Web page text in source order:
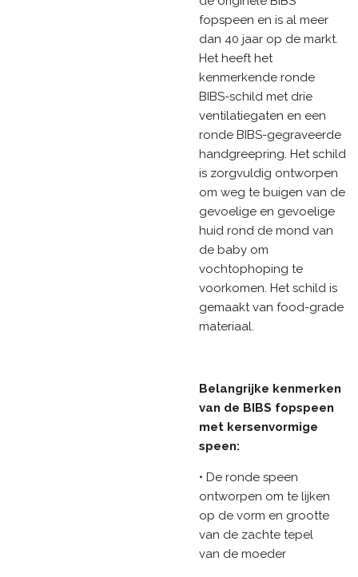
fopspeen en is al meer
dan 40 jaar op de markt.
Het heeft het
kenmerkende ronde
BIBS-schild met drie
ventilatiegaten en een
ronde BIBS-gegraveerde
handgreepring. Het schild
is zorgvuldig ontworpen
om weg te buigen van de
gevoelige en gevoelige
huid rond de mond van
de baby om
vochtophoping te
voorkomen. Het schild is
gemaakt van food-grade
materiaal.
Belangrijke kenmerken
van de BIBS fopspeen
met kersenvormige
speen:
• De ronde speen
ontworpen om te lijken
op de vorm en grootte
van de zachte tepel
van de moeder